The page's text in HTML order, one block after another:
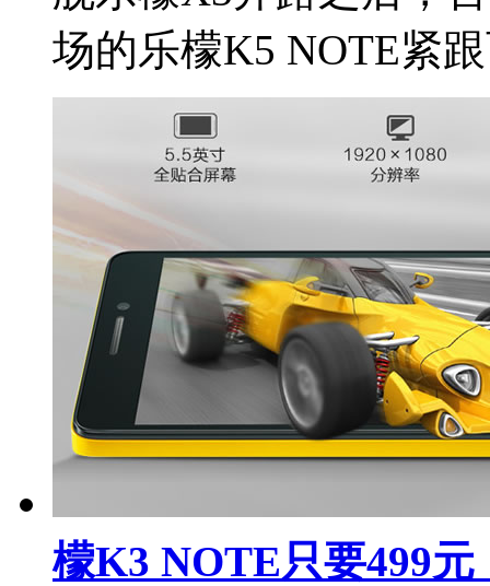
场的乐檬K5 NOTE紧
檬K3 NOTE只要499元